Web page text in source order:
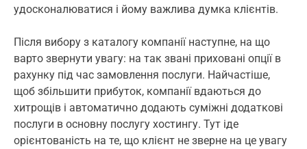
удосконалюватися і йому важлива думка клієнтів.
Після вибору з каталогу компанії наступне, на що
варто звернути увагу: на так звані приховані опції в
рахунку під час замовлення послуги. Найчастіше,
щоб збільшити прибуток, компанії вдаються до
хитрощів і автоматично додають суміжні додаткові
послуги в основну послугу хостингу. Тут іде
орієнтованість на те, що клієнт не зверне на це увагу